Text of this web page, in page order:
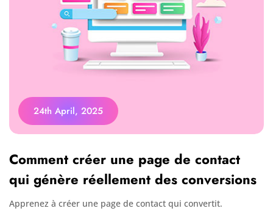
24th April, 2025
Comment créer une page de contact
qui génère réellement des conversions
Apprenez à créer une page de contact qui convertit.